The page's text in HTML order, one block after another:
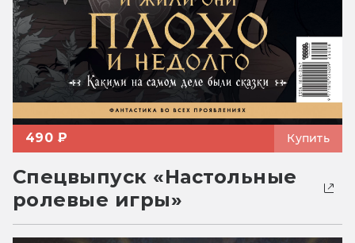
490 ₽ Купить
Спецвыпуск «Настольные
ролевые игры»